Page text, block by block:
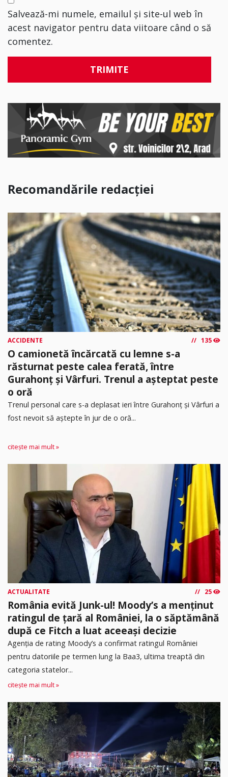
Salvează-mi numele, emailul și site-ul web în
acest navigator pentru data viitoare când o să
comentez.
Recomandările redacției
ACCIDENTE 135
O camionetă încărcată cu lemne s-a
răsturnat peste calea ferată, între
Gurahonț și Vârfuri. Trenul a așteptat peste
o oră
Trenul personal care s-a deplasat ieri între Gurahonț și Vârfuri a
fost nevoit să aștepte în jur de o oră...
citește mai mult »
ACTUALITATE 25
România evită Junk-ul! Moody’s a menținut
ratingul de țară al României, la o săptămână
după ce Fitch a luat aceeași decizie
Agenția de rating Moody’s a confirmat ratingul României
pentru datoriile pe termen lung la Baa3, ultima treaptă din
categoria statelor...
citește mai mult »